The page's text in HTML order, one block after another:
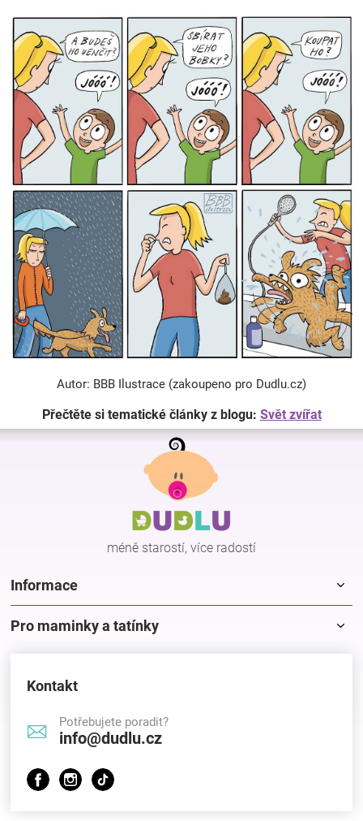
Autor: BBB Ilustrace (zakoupeno pro Dudlu.cz)
Přečtěte si tematické články z blogu: Svět zvířat
Z
méně starostí, více radostí
Informace
Pro maminky a tatínky
Kontakt
Potřebujete poradit?
info@dudlu.cz